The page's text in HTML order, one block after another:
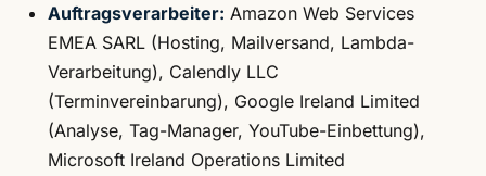
Auftragsverarbeiter: Amazon Web Services
EMEA SARL (Hosting, Mailversand, Lambda-
Verarbeitung), Calendly LLC
(Terminvereinbarung), Google Ireland Limited
(Analyse, Tag-Manager, YouTube-Einbettung),
Microsoft Ireland Operations Limited